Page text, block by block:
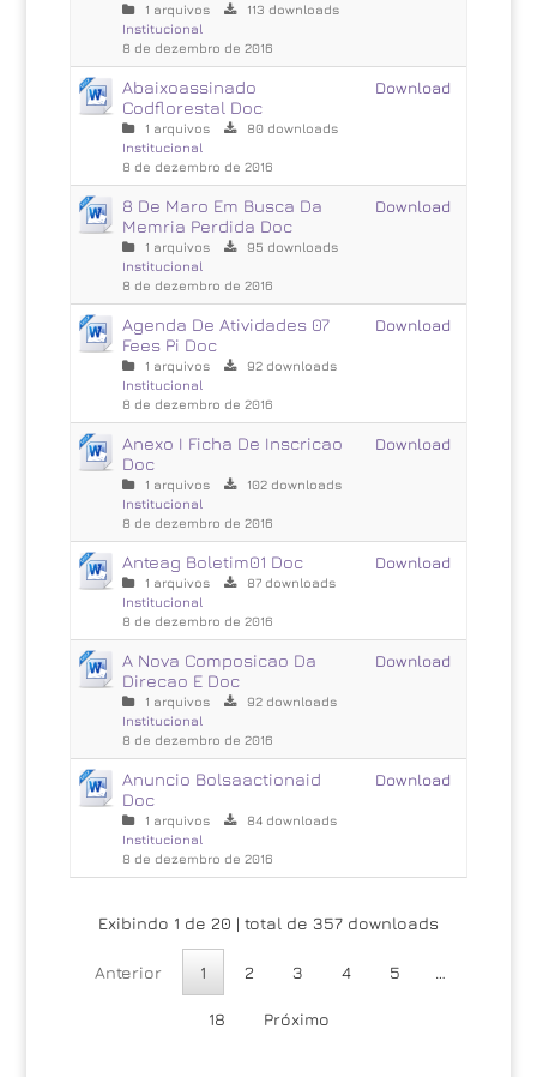
1 arquivos
113 downloads
Institucional
8 de dezembro de 2016
Abaixoassinado
Codflorestal Doc
1 arquivos
80 downloads
Institucional
8 de dezembro de 2016
Download
8 De Maro Em Busca Da
Memria Perdida Doc
1 arquivos
95 downloads
Institucional
8 de dezembro de 2016
Download
Agenda De Atividades 07
Fees Pi Doc
1 arquivos
92 downloads
Institucional
8 de dezembro de 2016
Download
Anexo I Ficha De Inscricao
Doc
1 arquivos
102 downloads
Institucional
8 de dezembro de 2016
Download
Anteag Boletim01 Doc
1 arquivos
87 downloads
Institucional
8 de dezembro de 2016
Download
A Nova Composicao Da
Direcao E Doc
1 arquivos
92 downloads
Institucional
8 de dezembro de 2016
Download
Anuncio Bolsaactionaid
Doc
1 arquivos
84 downloads
Institucional
8 de dezembro de 2016
Download
Exibindo 1 de 20 | total de 357 downloads
Anterior 1 2 3 4 5 …
18 Próximo